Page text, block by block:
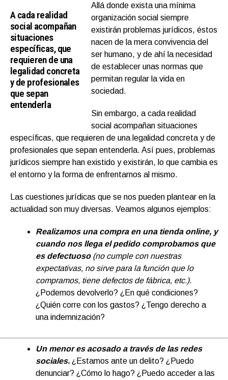
A cada realidad
social acompañan
situaciones
específicas, que
requieren de una
legalidad concreta
y de profesionales
que sepan
entenderla
Allá donde exista una mínima
organización social siempre
existirán problemas jurídicos, éstos
nacen de la mera convivencia del
ser humano, y de ahí la necesidad
de establecer unas normas que
permitan regular la vida en
sociedad.
Sin embargo, a cada realidad
social acompañan situaciones
específicas, que requieren de una legalidad concreta y de
profesionales que sepan entenderla. Así pues, problemas
jurídicos siempre han existido y existirán, lo que cambia es
el entorno y la forma de enfrentarnos al mismo.
Las cuestiones jurídicas que se nos pueden plantear en la
actualidad son muy diversas. Veamos algunos ejemplos:
Realizamos una compra en una tienda online, y
cuando nos llega el pedido comprobamos que
es defectuoso (no cumple con nuestras
expectativas, no sirve para la función que lo
compramos, tiene defectos de fábrica, etc.).
¿Podemos devolverlo? ¿En qué condiciones?
¿Quién corre con los gastos? ¿Tengo derecho a
una indemnización?
Un menor es acosado a través de las redes
sociales. ¿Estamos ante un delito? ¿Puedo
denunciar? ¿Cómo lo hago? ¿Puedo acceder a las